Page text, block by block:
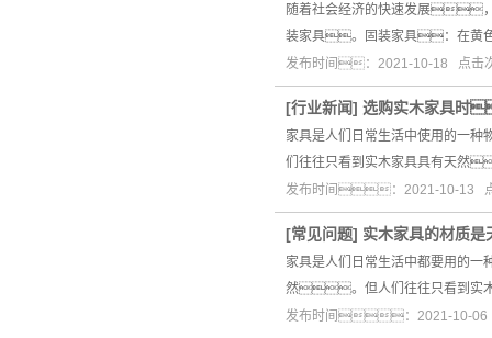
随着社会经济的快速发展
装家具。固装家具：在黄色
发布时间：2021-10-18 点击
[行业新闻] 选购实木家具时
家具是人们日常生活中使用的
们往往只看到实木家具具有天
发布时间：2021-10-13
[常见问题] 实木家具的材质
家具是人们日常生活中都要用的
然。但人们往往只看到
发布时间：2021-10-